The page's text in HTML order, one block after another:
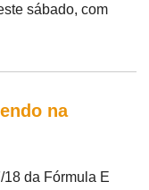
sábado, com
na
da Fórmula E